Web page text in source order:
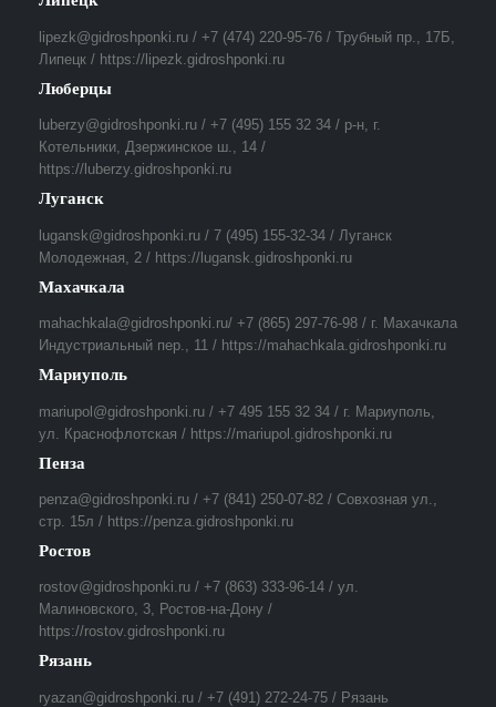
lipezk@gidroshponki.ru / +7 (474) 220-95-76 / Трубный пр., 17Б,
Липецк / https://lipezk.gidroshponki.ru
Люберцы
luberzy@gidroshponki.ru / +7 (495) 155 32 34 / р-н, г.
Котельники, Дзержинское ш., 14 /
https://luberzy.gidroshponki.ru
Луганск
lugansk@gidroshponki.ru / 7 (495) 155-32-34 / Луганск
Молодежная, 2 / https://lugansk.gidroshponki.ru
Махачкала
mahachkala@gidroshponki.ru/ +7 (865) 297-76-98 / г. Махачкала
Индустриальный пер., 11 / https://mahachkala.gidroshponki.ru
Мариуполь
mariupol@gidroshponki.ru / +7 495 155 32 34 / г. Мариуполь,
ул. Краснофлотская / https://mariupol.gidroshponki.ru
Пенза
penza@gidroshponki.ru / +7 (841) 250-07-82 / Совхозная ул.,
стр. 15л / https://penza.gidroshponki.ru
Ростов
rostov@gidroshponki.ru / +7 (863) 333-96-14 / ул.
Малиновского, 3, Ростов-на-Дону /
https://rostov.gidroshponki.ru
Рязань
ryazan@gidroshponki.ru / +7 (491) 272-24-75 / Рязань